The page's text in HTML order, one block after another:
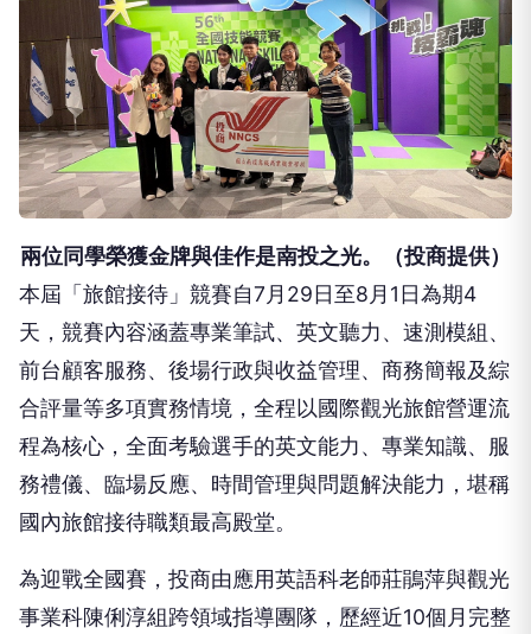
兩位同學榮獲金牌與佳作是南投之光。（投商提供）
本屆「旅館接待」競賽自7月29日至8月1日為期4
天，競賽內容涵蓋專業筆試、英文聽力、速測模組、
前台顧客服務、後場行政與收益管理、商務簡報及綜
合評量等多項實務情境，全程以國際觀光旅館營運流
程為核心，全面考驗選手的英文能力、專業知識、服
務禮儀、臨場反應、時間管理與問題解決能力，堪稱
國內旅館接待職類最高殿堂。
為迎戰全國賽，投商由應用英語科老師莊鵑萍與觀光
事業科陳俐淳組跨領域指導團隊，歷經近10個月完整